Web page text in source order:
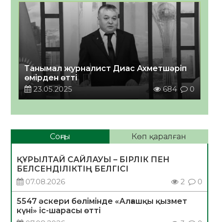
Танымал журналист Диас Ахметшәріп
өмірден өтті
23.05.2025
684 0
Соңғы Көп қаралған
ҚҰРЫЛТАЙ САЙЛАУЫ – БІРЛІК ПЕН
БЕЛСЕНДІЛІКТІҢ БЕЛГІСІ
07.08.2026
2 0
5547 әскери бөлімінде «Алғашқы қызмет
күні» іс-шарасы өтті